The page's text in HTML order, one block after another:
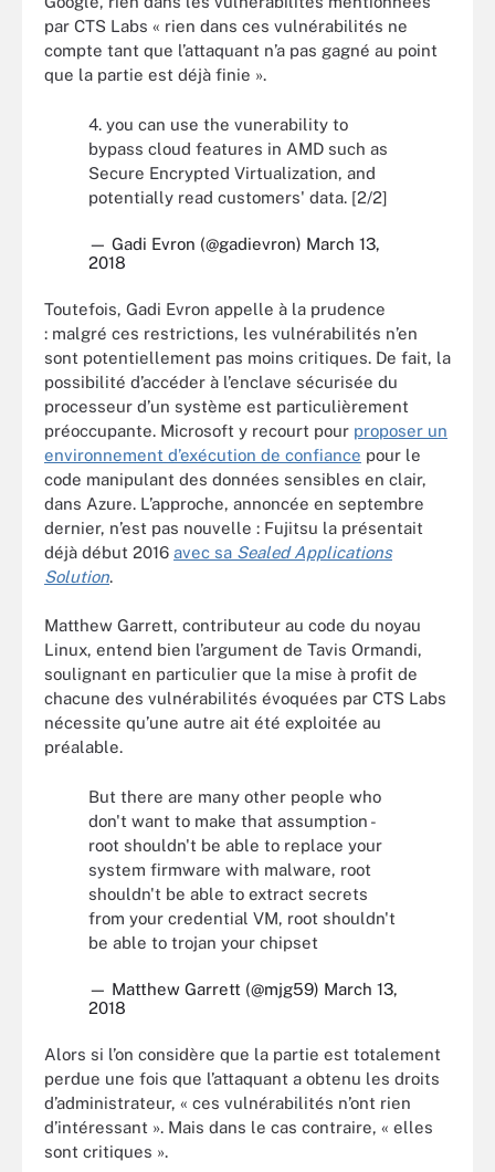
par CTS Labs « rien dans ces vulnérabilités ne
compte tant que l’attaquant n’a pas gagné au point
que la partie est déjà finie ».
4. you can use the vunerability to
bypass cloud features in AMD such as
Secure Encrypted Virtualization, and
potentially read customers' data. [2/2]
— Gadi Evron (@gadievron) March 13,
2018
Toutefois, Gadi Evron appelle à la prudence
: malgré ces restrictions, les vulnérabilités n’en
sont potentiellement pas moins critiques. De fait, la
possibilité d’accéder à l’enclave sécurisée du
processeur d’un système est particulièrement
préoccupante. Microsoft y recourt pour proposer un
environnement d’exécution de confiance pour le
code manipulant des données sensibles en clair,
dans Azure. L’approche, annoncée en septembre
dernier, n’est pas nouvelle : Fujitsu la présentait
déjà début 2016 avec sa Sealed Applications
Solution.
Matthew Garrett, contributeur au code du noyau
Linux, entend bien l’argument de Tavis Ormandi,
soulignant en particulier que la mise à profit de
chacune des vulnérabilités évoquées par CTS Labs
nécessite qu’une autre ait été exploitée au
préalable.
But there are many other people who
don't want to make that assumption -
root shouldn't be able to replace your
system firmware with malware, root
shouldn't be able to extract secrets
from your credential VM, root shouldn't
be able to trojan your chipset
— Matthew Garrett (@mjg59) March 13,
2018
Alors si l’on considère que la partie est totalement
perdue une fois que l’attaquant a obtenu les droits
d’administrateur, « ces vulnérabilités n’ont rien
d’intéressant ». Mais dans le cas contraire, « elles
sont critiques ».